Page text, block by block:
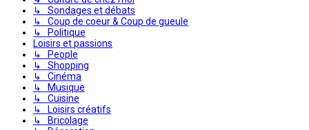
↳ Sondages et débats
↳ Coup de coeur & Coup de gueule
↳ Politique
Loisirs et passions
↳ People
↳ Shopping
↳ Cinéma
↳ Musique
↳ Cuisine
↳ Loisirs créatifs
↳ Bricolage